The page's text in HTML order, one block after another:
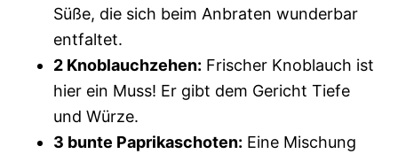
Süße, die sich beim Anbraten wunderbar
entfaltet.
2 Knoblauchzehen: Frischer Knoblauch ist
hier ein Muss! Er gibt dem Gericht Tiefe
und Würze.
3 bunte Paprikaschoten: Eine Mischung